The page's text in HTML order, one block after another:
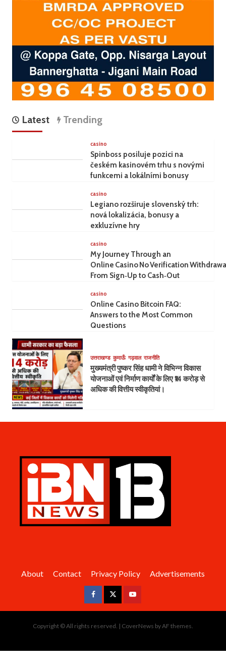
Latest Trending
casino
Spinboss posiluje pozici na
českém kasinovém trhu s novými
funkcemi a lokálními bonusy
casino
Legiano rozširuje slovenský trh:
nová lokalizácia, bonusy a
exkluzívne hry
casino
My Journey Through an
Online Casino No Verification
From Sign‑Up to Cash‑Out
casino
Online Casino Bitcoin FAQ:
Answers to the Most Common
Questions
उत्तराखण्ड कुमाऊँ गढ़वाल राजनीति
मुख्यमंत्री पुष्कर सिंह धामी ने विभिन्न विकास
योजनाओं एवं निर्माण कार्यों के लिए ₹14 करोड़ से
अधिक की वित्तीय स्वीकृतियां।
About Contact Privacy Policy Advertisements
FacebookTwitterYoutube
Copyright © All rights reserved. | CoverNews by AF themes.